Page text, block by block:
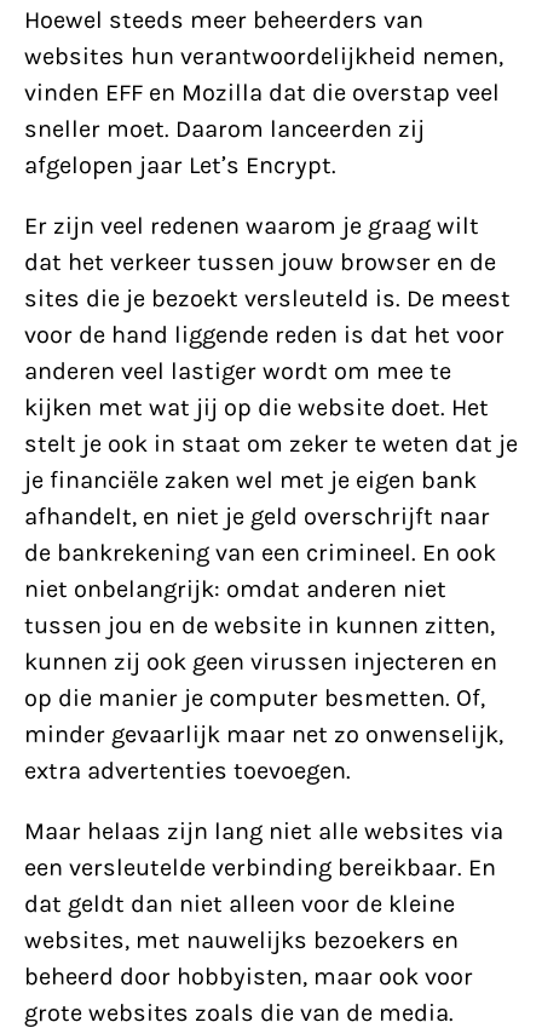
Hoewel steeds meer beheerders van
websites hun verantwoordelijkheid nemen,
vinden EFF en Mozilla dat die overstap veel
sneller moet. Daarom lanceerden zij
afgelopen jaar Let’s Encrypt.
Er zijn veel redenen waarom je graag wilt
dat het verkeer tussen jouw browser en de
sites die je bezoekt versleuteld is. De meest
voor de hand liggende reden is dat het voor
anderen veel lastiger wordt om mee te
kijken met wat jij op die website doet. Het
stelt je ook in staat om zeker te weten dat je
je financiële zaken wel met je eigen bank
afhandelt, en niet je geld overschrijft naar
de bankrekening van een crimineel. En ook
niet onbelangrijk: omdat anderen niet
tussen jou en de website in kunnen zitten,
kunnen zij ook geen virussen injecteren en
op die manier je computer besmetten. Of,
minder gevaarlijk maar net zo onwenselijk,
extra advertenties toevoegen.
Maar helaas zijn lang niet alle websites via
een versleutelde verbinding bereikbaar. En
dat geldt dan niet alleen voor de kleine
websites, met nauwelijks bezoekers en
beheerd door hobbyisten, maar ook voor
grote websites zoals die van de media.